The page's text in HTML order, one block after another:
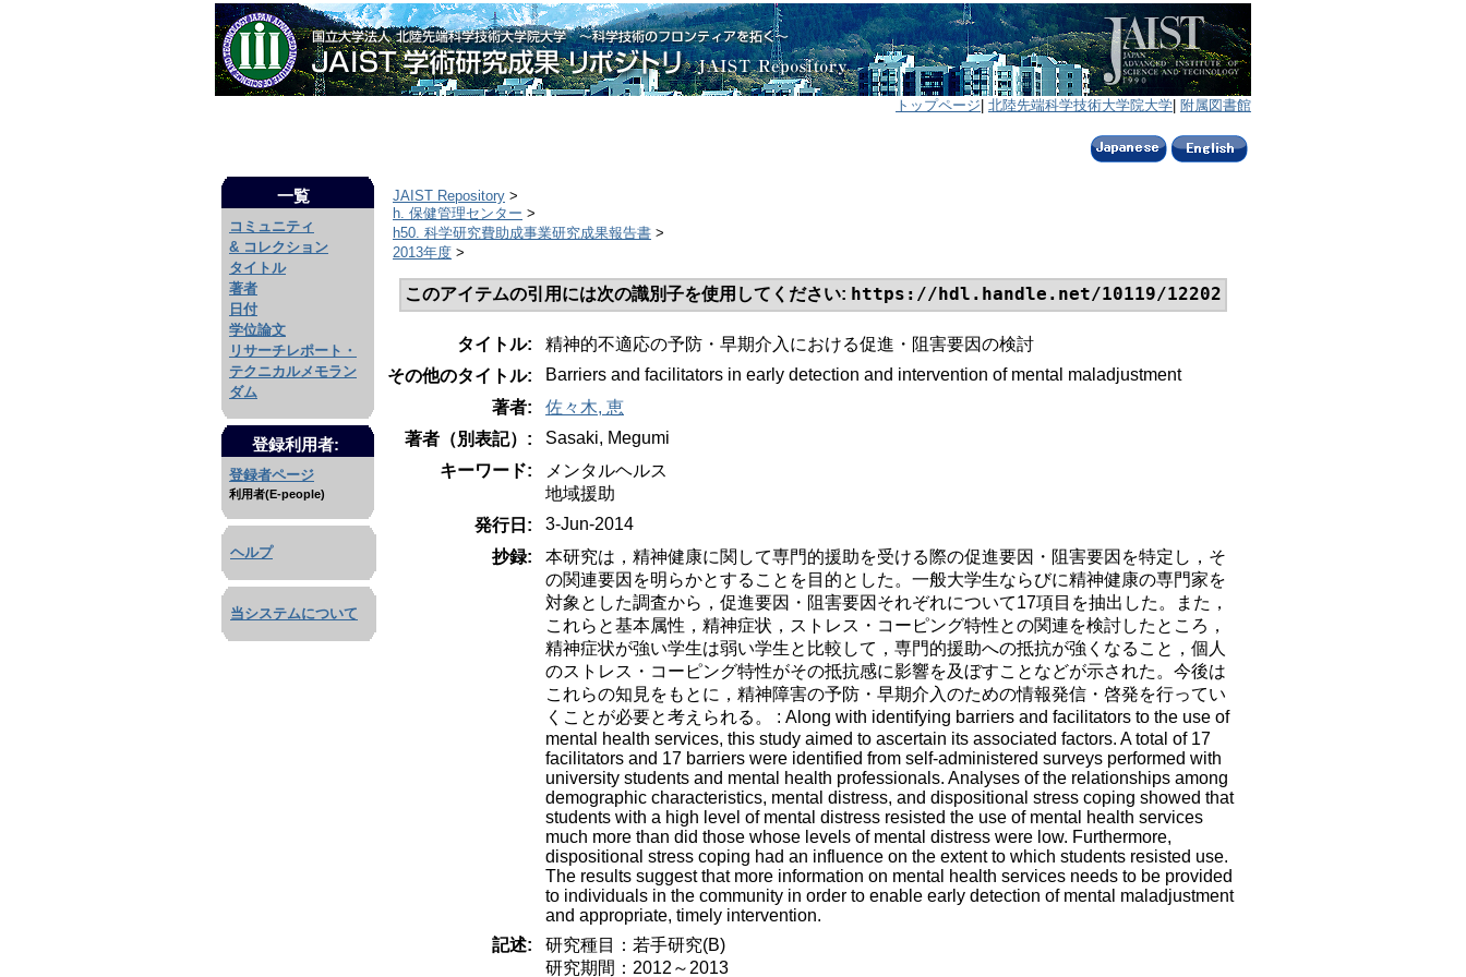
トップページ 北陸先端科学技術大学院大学 附属図書館
一覧
コミュニティ
& コレクション
タイトル
著者
日付
学位論文
リサーチレポート・
テクニカルメモラン
ダム
登録利用者:
登録者ページ
利用者(E-people)
ヘルプ
当システムについて
JAIST Repository >
h. 保健管理センター >
h50. 科学研究費助成事業研究成果報告書 >
2013年度 >
このアイテムの引用には次の識別子を使用してください: https://hdl.handle.net/10119/12202
タイトル:
精神的不適応の予防・早期介入における促進・阻害要因の検討
その他のタイトル:
Barriers and facilitators in early detection and intervention of mental maladjustment
著者:
佐々木, 恵
著者（別表記）:
Sasaki, Megumi
キーワード:
メンタルヘルス
地域援助
発行日:
3-Jun-2014
抄録:
本研究は，精神健康に関して専門的援助を受ける際の促進要因・阻害要因を特定し，そ
の関連要因を明らかとすることを目的とした。一般大学生ならびに精神健康の専門家を
対象とした調査から，促進要因・阻害要因それぞれについて17項目を抽出した。また，
これらと基本属性，精神症状，ストレス・コーピング特性との関連を検討したところ，
精神症状が強い学生は弱い学生と比較して，専門的援助への抵抗が強くなること，個人
のストレス・コーピング特性がその抵抗感に影響を及ぼすことなどが示された。今後は
これらの知見をもとに，精神障害の予防・早期介入のための情報発信・啓発を行ってい
くことが必要と考えられる。 : Along with identifying barriers and facilitators to the use of
mental health services, this study aimed to ascertain its associated factors. A total of 17
facilitators and 17 barriers were identified from self-administered surveys performed with
university students and mental health professionals. Analyses of the relationships among
demographic characteristics, mental distress, and dispositional stress coping showed that
students with a high level of mental distress resisted the use of mental health services
much more than did those whose levels of mental distress were low. Furthermore,
dispositional stress coping had an influence on the extent to which students resisted use.
The results suggest that more information on mental health services needs to be provided
to individuals in the community in order to enable early detection of mental maladjustment
and appropriate, timely intervention.
記述:
研究種目：若手研究(B)
研究期間：2012～2013